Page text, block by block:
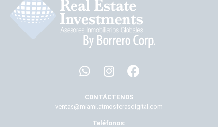
CONTÁCTENOS
ventas@miami.atmosferasdigital.com
Teléfonos: